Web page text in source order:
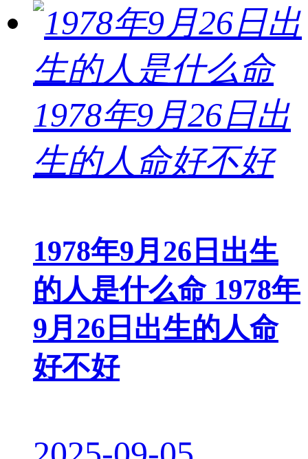
1978年9月26日出生
的人是什么命 1978年
9月26日出生的人命
好不好